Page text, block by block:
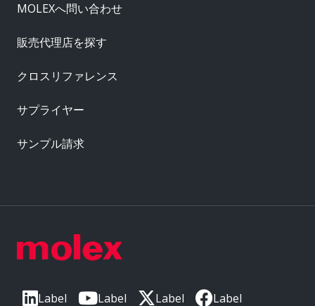
Label Label Label Label
MOLEXへ問い合わせ
販売代理店を探す
クロスリファレンス
サプライヤー
サンプル請求